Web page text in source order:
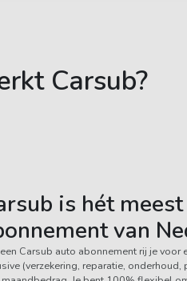
Carsub?
is hét
van
Carsub auto abonnement rij je
(verzekering, reparatie,